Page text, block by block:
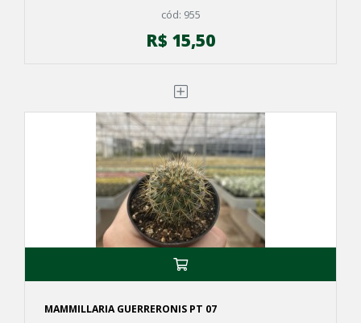
cód: 955
R$ 15,50
MAMMILLARIA GUERRERONIS PT 07